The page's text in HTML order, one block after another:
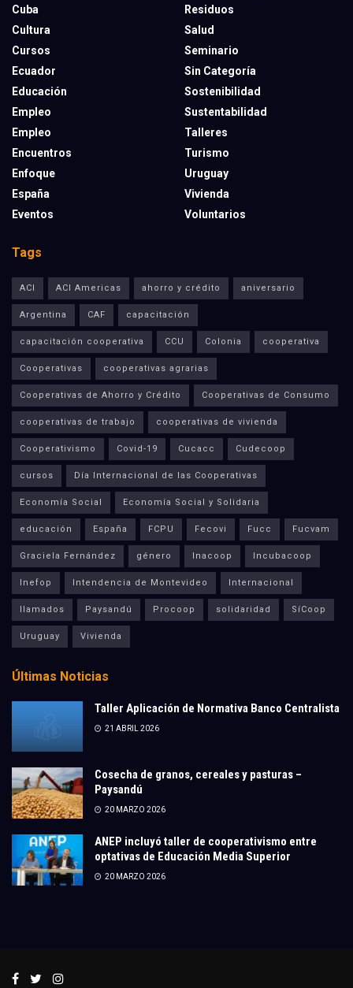
Cuba
Cultura
Cursos
Ecuador
Educación
Empleo
Empleo
Encuentros
Enfoque
España
Eventos
Residuos
Salud
Seminario
Sin Categoría
Sostenibilidad
Sustentabilidad
Talleres
Turismo
Uruguay
Vivienda
Voluntarios
Tags
ACI ACI Americas ahorro y crédito aniversario
Argentina CAF capacitación
capacitación cooperativa CCU Colonia cooperativa
Cooperativas cooperativas agrarias
Cooperativas de Ahorro y Crédito Cooperativas de Consumo
cooperativas de trabajo cooperativas de vivienda
Cooperativismo Covid-19 Cucacc Cudecoop
cursos Día Internacional de las Cooperativas
Economía Social Economía Social y Solidaria
educación España FCPU Fecovi Fucc Fucvam
Graciela Fernández género Inacoop Incubacoop
Inefop Intendencia de Montevideo Internacional
llamados Paysandú Procoop solidaridad SíCoop
Uruguay Vivienda
Últimas Noticias
Taller Aplicación de Normativa Banco Centralista
21 ABRIL 2026
Cosecha de granos, cereales y pasturas –
Paysandú
20 MARZO 2026
ANEP incluyó taller de cooperativismo entre
optativas de Educación Media Superior
20 MARZO 2026